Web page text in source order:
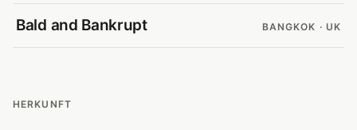
Bald and Bankrupt BANGKOK · UK
HERKUNFT